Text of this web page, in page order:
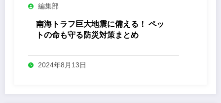
編集部
南海トラフ巨大地震に備える！ ペッ
トの命も守る防災対策まとめ
2024年8月13日